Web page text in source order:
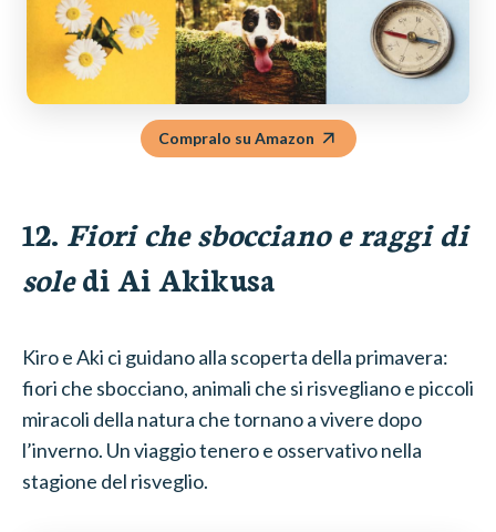
Compralo su Amazon
12. Fiori che sbocciano e raggi di
soledi Ai Akikusa
Kiro e Aki ci guidano alla scoperta della primavera:
fiori che sbocciano, animali che si risvegliano e piccoli
miracoli della natura che tornano a vivere dopo
l’inverno. Un viaggio tenero e osservativo nella
stagione del risveglio.